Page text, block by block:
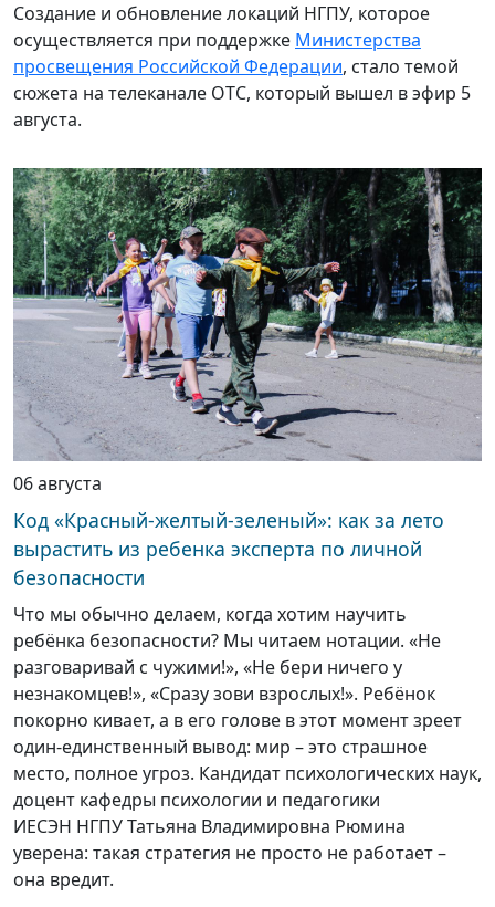
Создание и обновление локаций НГПУ, которое
осуществляется при поддержке Министерства
просвещения Российской Федерации, стало темой
сюжета на телеканале ОТС, который вышел в эфир 5
августа.
06 августа
Код «Красный-желтый-зеленый»: как за лето
вырастить из ребенка эксперта по личной
безопасности
Что мы обычно делаем, когда хотим научить
ребёнка безопасности? Мы читаем нотации. «Не
разговаривай с чужими!», «Не бери ничего у
незнакомцев!», «Сразу зови взрослых!». Ребёнок
покорно кивает, а в его голове в этот момент зреет
один-единственный вывод: мир – это страшное
место, полное угроз. Кандидат психологических наук,
доцент кафедры психологии и педагогики
ИЕСЭН НГПУ Татьяна Владимировна Рюмина
уверена: такая стратегия не просто не работает –
она вредит.